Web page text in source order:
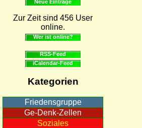
Neue Einträge
Zur Zeit sind 456 User
online.
Wer ist online?
RSS-Feed
iCalendar-Feed
Kategorien
Friedensgruppe
Ge-Denk-Zellen
Soziales